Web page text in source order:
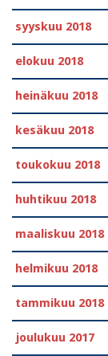
syyskuu 2018
elokuu 2018
heinäkuu 2018
kesäkuu 2018
toukokuu 2018
huhtikuu 2018
maaliskuu 2018
helmikuu 2018
tammikuu 2018
joulukuu 2017